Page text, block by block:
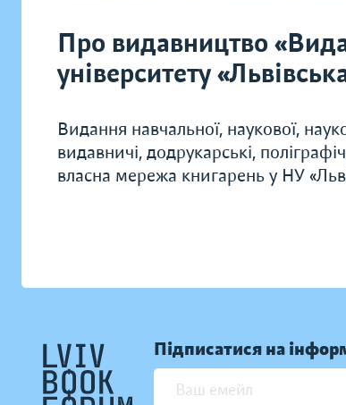
Про видавництво
університету
Видання навчальної, наукової,
видавничі, додрукарські,
власна мережа книгарень у НУ
Підписатися на